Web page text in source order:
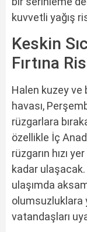
kuvvetli yağış
Keskin
Fırtına
Halen kuzey ve
havası,
rüzgarlara
özellikle İç
rüzgarın hızı
kadar ulaşacak.
ulaşımda
olumsuzluklara
vatandaşları